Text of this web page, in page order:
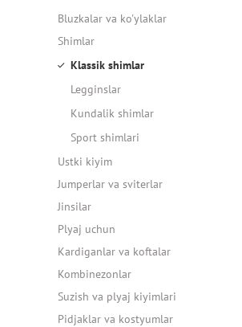
Bluzkalar va ko'ylaklar
Shimlar
Klassik shimlar
Legginslar
Kundalik shimlar
Sport shimlari
Ustki kiyim
Jumperlar va sviterlar
Jinsilar
Plyaj uchun
Kardiganlar va koftalar
Kombinezonlar
Suzish va plyaj kiyimlari
Pidjaklar va kostyumlar